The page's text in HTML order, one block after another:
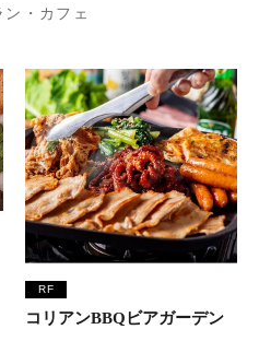
ン・カフェ
RF
コリアンBBQビアガーデン